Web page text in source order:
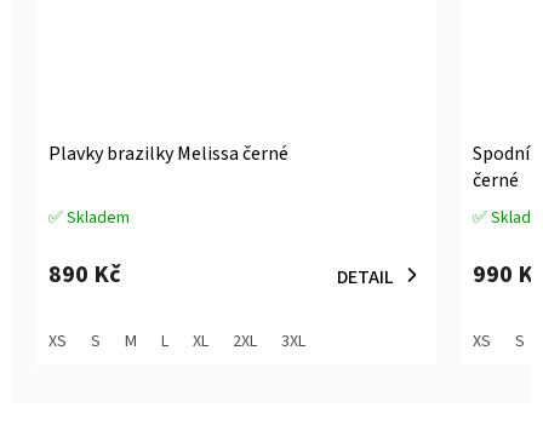
Plavky brazilky Melissa černé
Průměrné
produktu
je
z
✅ Skladem
890 Kč DETAIL
XS S M L XL 2XL 3XL
Spodní
černé
Průměrné
produktu
je
z
✅
990
XS S